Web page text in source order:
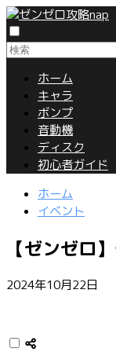
ホーム
キャラ
ボンプ
音動機
ディスク
初心者ガイド
ホーム
イベント
【ゼンゼロ
2024年10月22日